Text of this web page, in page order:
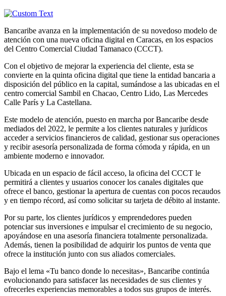
Bancaribe avanza en la implementación de su novedoso modelo de
atención con una nueva oficina digital en Caracas, en los espacios
del Centro Comercial Ciudad Tamanaco (CCCT).
Con el objetivo de mejorar la experiencia del cliente, esta se
convierte en la quinta oficina digital que tiene la entidad bancaria a
disposición del público en la capital, sumándose a las ubicadas en el
centro comercial Sambil en Chacao, Centro Lido, Las Mercedes
Calle París y La Castellana.
Este modelo de atención, puesto en marcha por Bancaribe desde
mediados del 2022, le permite a los clientes naturales y jurídicos
acceder a servicios financieros de calidad, gestionar sus operaciones
y recibir asesoría personalizada de forma cómoda y rápida, en un
ambiente moderno e innovador.
Ubicada en un espacio de fácil acceso, la oficina del CCCT le
permitirá a clientes y usuarios conocer los canales digitales que
ofrece el banco, gestionar la apertura de cuentas con pocos recaudos
y en tiempo récord, así como solicitar su tarjeta de débito al instante.
Por su parte, los clientes jurídicos y emprendedores pueden
potenciar sus inversiones e impulsar el crecimiento de su negocio,
apoyándose en una asesoría financiera totalmente personalizada.
Además, tienen la posibilidad de adquirir los puntos de venta que
ofrece la institución junto con sus aliados comerciales.
Bajo el lema «Tu banco donde lo necesitas», Bancaribe continúa
evolucionando para satisfacer las necesidades de sus clientes y
ofrecerles experiencias memorables a todos sus grupos de interés.